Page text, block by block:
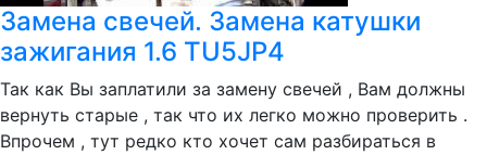
Замена свечей. Замена катушки
зажигания 1.6 TU5JP4
Так как Вы заплатили за замену свечей , Вам должны
вернуть старые , так что их легко можно проверить .
Впрочем , тут редко кто хочет сам разбираться в